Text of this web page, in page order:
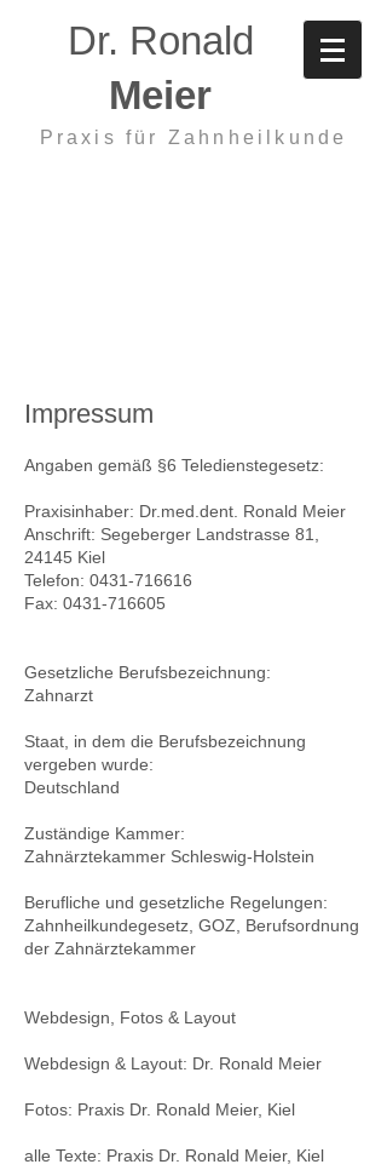
Dr. Ronald
Meier
Praxis für Zahnheilkunde
Impressum
Angaben gemäß §6 Teledienstegesetz:
Praxisinhaber: Dr.med.dent. Ronald Meier
Anschrift: Segeberger Landstrasse 81,
24145 Kiel
Telefon: 0431-716616
Fax: 0431-716605
Gesetzliche Berufsbezeichnung:
Zahnarzt
Staat, in dem die Berufsbezeichnung
vergeben wurde:
Deutschland
Zuständige Kammer:
Zahnärztekammer Schleswig-Holstein
Berufliche und gesetzliche Regelungen:
Zahnheilkundegesetz, GOZ, Berufsordnung
der Zahnärztekammer
Webdesign, Fotos & Layout
Webdesign & Layout: Dr. Ronald Meier
Fotos: Praxis Dr. Ronald Meier, Kiel
alle Texte: Praxis Dr. Ronald Meier, Kiel